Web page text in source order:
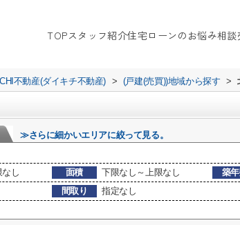
TOPスタッフ紹介住宅ローンのお悩み相談
不動産(ダイキチ不動産) > (戸建(売買))地域から探す >
≫さらに細かいエリアに絞って見る。
し 面積 下限なし～上限なし 築
間取り
指定なし